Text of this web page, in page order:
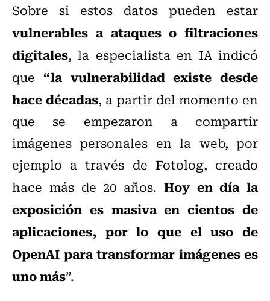
Sobre si estos datos pueden estar
vulnerables a ataques o filtraciones
digitales, la especialista en IA indicó
que “la vulnerabilidad existe desde
hace décadas, a partir del momento en
que se empezaron a compartir
imágenes personales en la web, por
ejemplo a través de Fotolog, creado
hace más de 20 años. Hoy en día la
exposición es masiva en cientos de
aplicaciones, por lo que el uso de
OpenAI para transformar imágenes es
uno más”.